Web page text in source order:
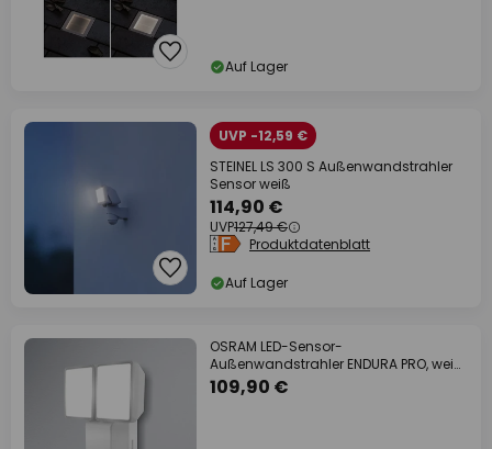
Auf Lager
UVP -12,59 €
STEINEL LS 300 S Außenwandstrahler
Sensor weiß
114,90 €
UVP127,49 €
Produktdatenblatt
Auf Lager
OSRAM LED-Sensor-
Außenwandstrahler ENDURA PRO, weiß,
IP55
109,90 €